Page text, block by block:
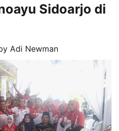
Sidoarjo di
Adi Newman